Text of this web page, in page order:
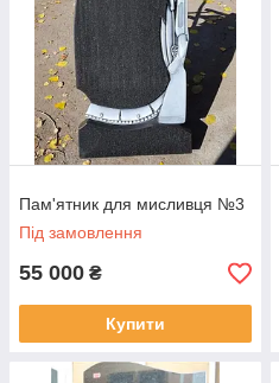
Пам'ятник для мисливця №3
Під замовлення
55 000 ₴
Купити